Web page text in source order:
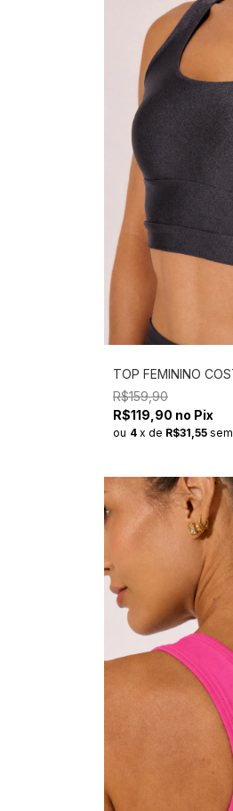
TOP FEMININO
R$159,90
R$119,90 no Pix
ou 4 x de R$31,55